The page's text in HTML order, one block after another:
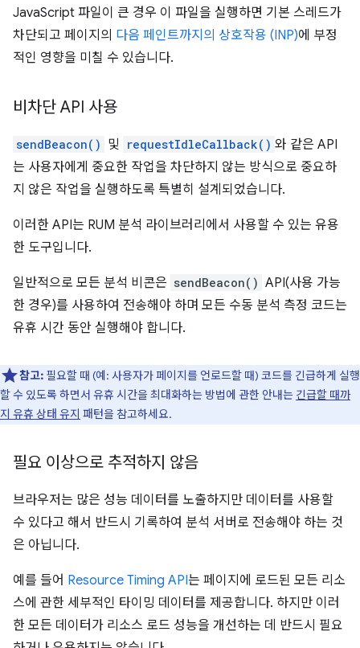
JavaScript 파일이 큰 경우 이 파일을 실행하면 기본 스레드가
차단되고 페이지의 다음 페인트까지의 상호작용 (INP)에 부정
적인 영향을 미칠 수 있습니다.
비차단 API 사용
sendBeacon() 및 requestIdleCallback() 와 같은 API
는 사용자에게 중요한 작업을 차단하지 않는 방식으로 중요하
지 않은 작업을 실행하도록 특별히 설계되었습니다.
이러한 API는 RUM 분석 라이브러리에서 사용할 수 있는 유용
한 도구입니다.
일반적으로 모든 분석 비콘은 sendBeacon() API(사용 가능
한 경우)를 사용하여 전송해야 하며 모든 수동 분석 측정 코드는
유휴 시간 동안 실행해야 합니다.
참고: 필요할 때 (예: 사용자가 페이지를 언로드할 때) 코드를 긴급하게 실행
할 수 있도록 하면서 유휴 시간을 최대화하는 방법에 관한 안내는 긴급할 때까
지 유휴 상태 유지 패턴을 참고하세요.
필요 이상으로 추적하지 않음
브라우저는 많은 성능 데이터를 노출하지만 데이터를 사용할
수 있다고 해서 반드시 기록하여 분석 서버로 전송해야 하는 것
은 아닙니다.
예를 들어 Resource Timing API는 페이지에 로드된 모든 리소
스에 관한 세부적인 타이밍 데이터를 제공합니다. 하지만 이러
한 모든 데이터가 리소스 로드 성능을 개선하는 데 반드시 필요